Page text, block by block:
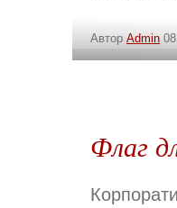
Автор Admin
Флаг